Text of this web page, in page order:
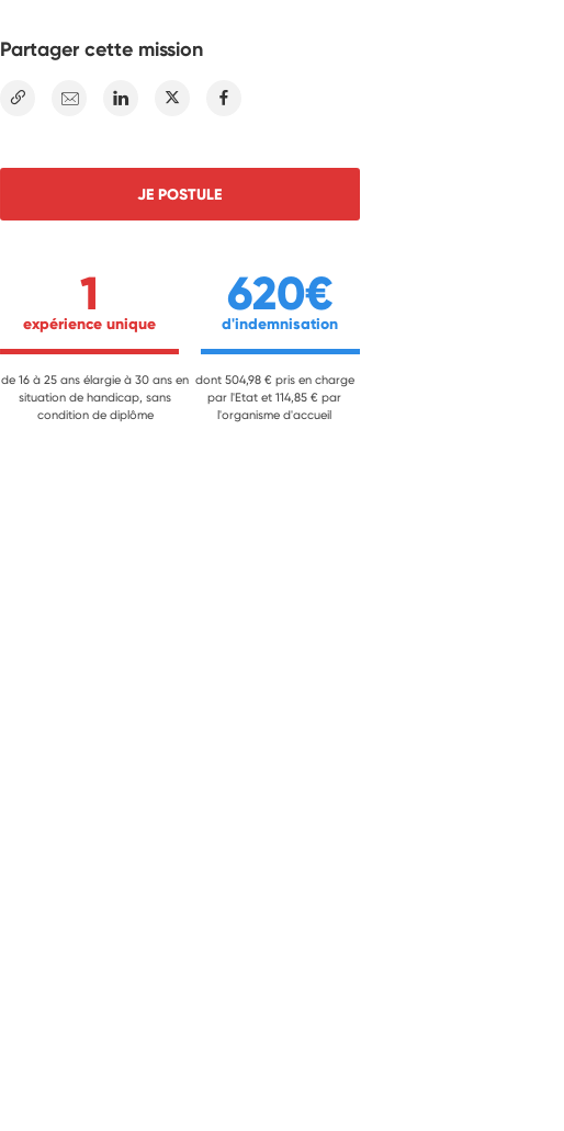
Partager cette mission
E-mail Linkedin Twitter
JE POSTULE
1
expérience unique
de 16 à 25 ans élargie à 30 ans en
situation de handicap, sans
condition de diplôme
620€
d'indemnisation
dont 504,98 € pris en charge
par l'Etat et 114,85 € par
l'organisme d'accueil